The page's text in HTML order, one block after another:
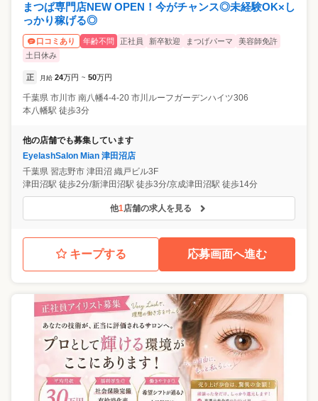
まつぱ専門店NEW OPEN！今がチャンス◎未経験OK×し
っかり稼げる◎
口コミあり 年齢不問 正社員 新卒歓迎 まつげパーマ
美容師免許
土日休み
正 月給 24万円 ~ 50万円
千葉県 市川市 南八幡4-4-20 市川ルーフガーデンハイツ306
本八幡駅 徒歩3分
他の店舗でも募集しています
EyelashSalon Mian 津田沼店
千葉県 習志野市 津田沼 織戸ビル3F
津田沼駅 徒歩2分/新津田沼駅 徒歩3分/京成津田沼駅 徒歩14分
他1店舗の求人を見る
キープする 応募画面へ進む